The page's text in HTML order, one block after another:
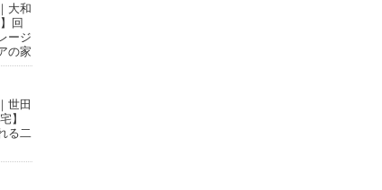
大和
回
ージ
の家
世田
】
る二